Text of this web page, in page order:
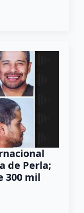
de Perla;
300 mil